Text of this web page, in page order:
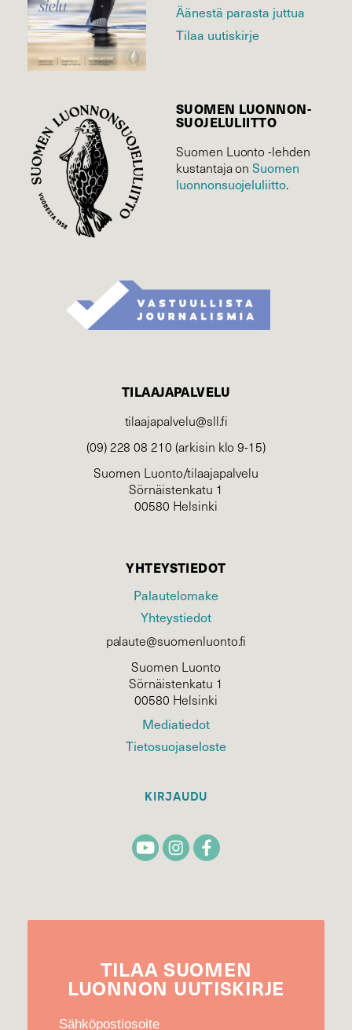
Äänestä parasta juttua
Tilaa uutiskirje
SUOMEN LUONNON­
SUOJELU­LIITTO
Suomen Luonto -lehden
kustantaja onSuomen
luonnonsuojelu­liitto.
TILAAJAPALVELU
tilaajapalvelu@sll.fi
(09) 228 08 210 (arkisin klo 9-15)
Suomen Luonto/tilaajapalvelu
Sörnäistenkatu 1
00580 Helsinki
YHTEYSTIEDOT
Palautelomake
Yhteystiedot
palaute@suomenluonto.fi
Suomen Luonto
Sörnäistenkatu 1
00580 Helsinki
Mediatiedot
Tietosuojaseloste
KIRJAUDU
TILAA SUOMEN
LUONNON UUTIS­KIRJE
Sähköpostiosoite